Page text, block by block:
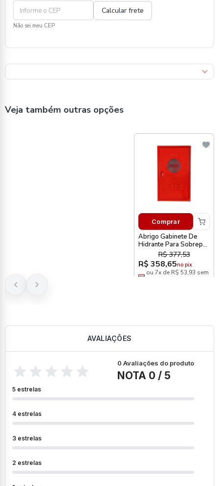
Não sei meu CEP
Veja também outras opções
Comprar
Abrigo Gabinete De
Hidrante Para Sobrepor
75 X 45 X 17cm
Metalcasty
R$ 377,53
R$ 358,65no pix
ou 7x de R$ 53,93 sem
AVALIAÇÕES
0 Avaliações do produto
NOTA 0 / 5
5 estrelas
4 estrelas
3 estrelas
2 estrelas